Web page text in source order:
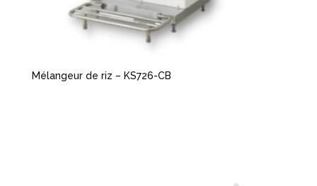
Mélangeur de riz – KS726-CB